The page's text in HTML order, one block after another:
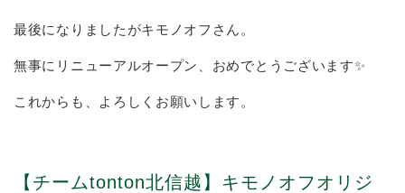
最後になりましたがキモノオフさん。
無事にリニューアルオープン、おめでとうございます✨
これからも、よろしくお願いします。
【チームtonton北信越】キモノオフオリジ